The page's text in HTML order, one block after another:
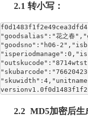
2.1 转小写：
"goodsalias":"花之春
"goodsno":"h06-
2.2 MD5加密后生